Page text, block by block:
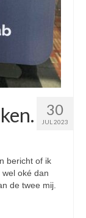
30
JUL 2023
bericht of ik
oké dan
de twee mij.